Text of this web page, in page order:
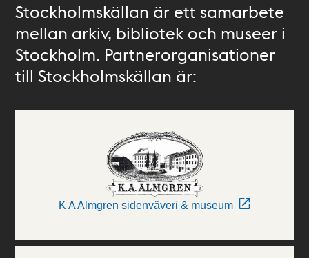
Stockholmskällan är ett samarbete
mellan arkiv, bibliotek och museer i
Stockholm. Partnerorganisationer
till Stockholmskällan är:
K A Almgren sidenväveri & museum